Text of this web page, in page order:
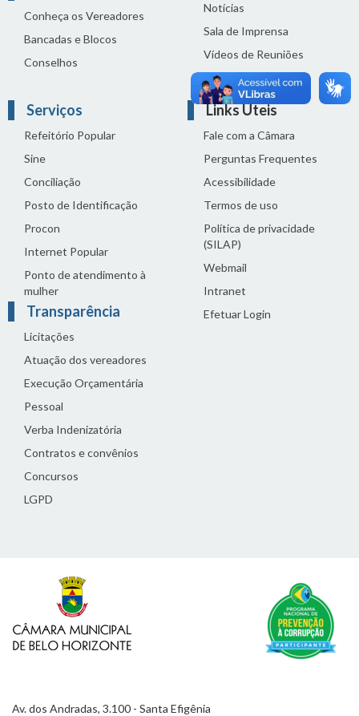
Conheça os Vereadores
Bancadas e Blocos
Conselhos
Notícias
Sala de Imprensa
Vídeos de Reuniões
Solenidades
Serviços
Refeitório Popular
Sine
Conciliação
Posto de Identificação
Procon
Internet Popular
Ponto de atendimento à
mulher
Transparência
Licitações
Atuação dos vereadores
Execução Orçamentária
Pessoal
Verba Indenizatória
Contratos e convênios
Concursos
LGPD
Links Úteis
Fale com a Câmara
Perguntas Frequentes
Acessibilidade
Termos de uso
Política de privacidade
(SILAP)
Webmail
Intranet
Efetuar Login
Av. dos Andradas, 3.100 - Santa Efigênia